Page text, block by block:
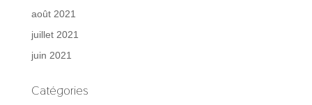
août 2021
juillet 2021
juin 2021
Catégories